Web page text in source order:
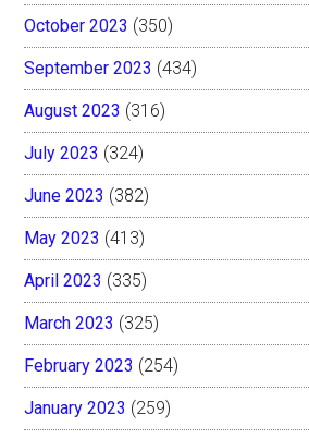
October 2023 (350)
September 2023 (434)
August 2023 (316)
July 2023 (324)
June 2023 (382)
May 2023 (413)
April 2023 (335)
March 2023 (325)
February 2023 (254)
January 2023 (259)